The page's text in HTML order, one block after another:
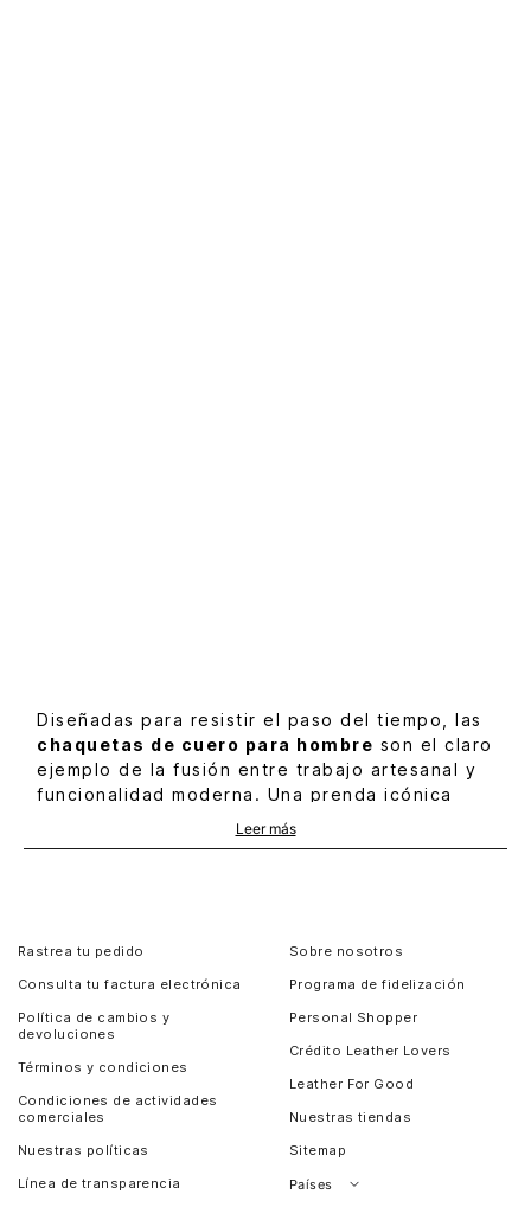
Diseñadas para resistir el paso del tiempo, las
chaquetas de cuero para hombre son el claro
ejemplo de la fusión entre trabajo artesanal y
funcionalidad moderna. Una prenda icónica
que ha evolucionado del clásico armario
masculino hacia propuestas contemporáneas.
sostenible, procesos manuales y siluetas que
nuestraschaquetas en cuero para hombreen
piezas que elevan cualquier look.
Chaquetas de cuero Vélez: autenticidad y
tradición colombiana
Las chaquetas de cuero Vélez están
Leer más
Rastrea tu pedido
Consulta tu factura electrónica
Política de cambios y
devoluciones
Términos y condiciones
Condiciones de actividades
comerciales
Nuestras políticas
Línea de transparencia
Sobre nosotros
Programa de fidelización
Personal Shopper
Crédito Leather Lovers
Leather For Good
Nuestras tiendas
Sitemap
Países